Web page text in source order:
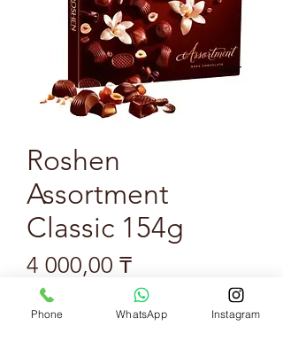
Roshen
Assortment
Classic 154g
4 000,00 ₸Цена
Количество
Phone WhatsApp Instagram